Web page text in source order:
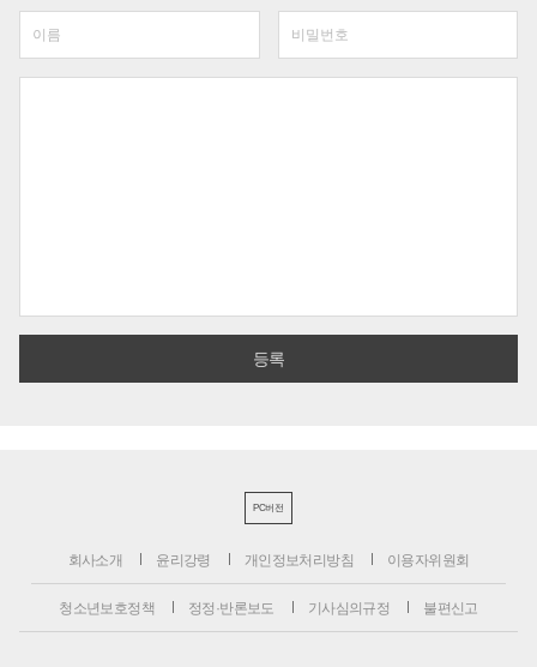
PC버전
회사소개 윤리강령 개인정보처리방침 이용자위원회
청소년보호정책 정정·반론보도 기사심의규정 불편신고